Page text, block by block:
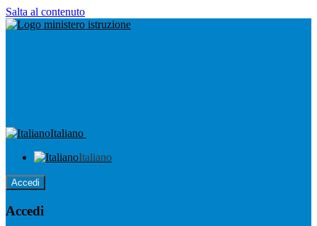
Salta al contenuto
Italiano
Italiano
Accedi
Accedi